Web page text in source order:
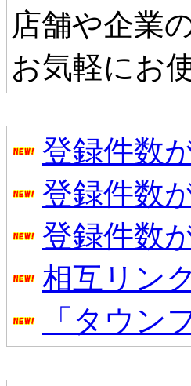
店舗や企業
お気軽にお
登録件数
登録件数
登録件数
相互リン
「タウン